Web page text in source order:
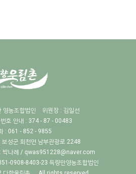
영농조합법인
위원장 : 김일선
호 안내 : 374 - 87 - 00483
: 061 - 852 - 9855
보성군 회천면 남부관광로 2248
박나례 / qwas951228@naver.com
0908-8403-23 득량만영농조합법인